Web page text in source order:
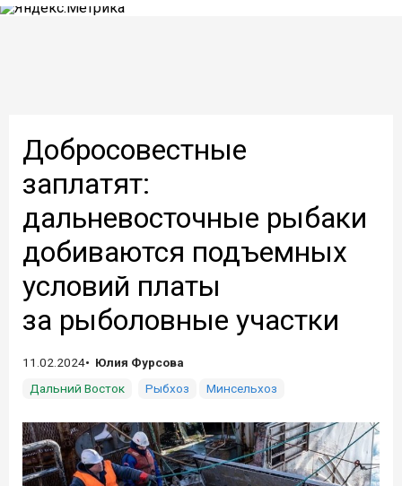
Добросовестные
заплатят:
дальневосточные рыбаки
добиваются подъемных
условий платы
за рыболовные участки
11.02.2024
Юлия Фурсова
Дальний Восток
Рыбхоз Минсельхоз